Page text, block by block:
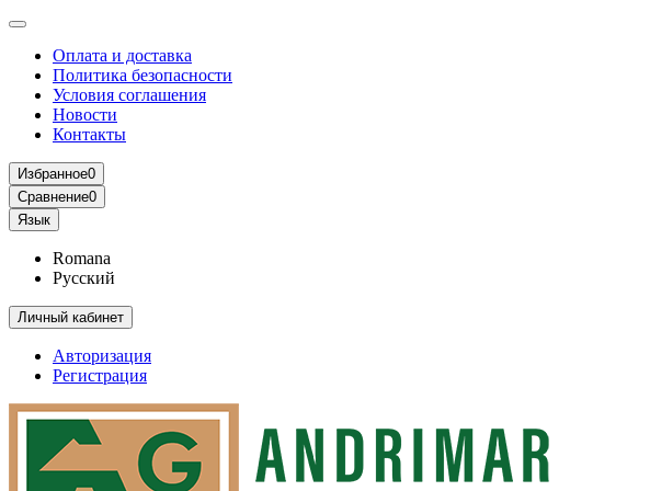
Оплата и доставка
Политика безопасности
Условия соглашения
Новости
Контакты
Избранное0
Сравнение0
Язык
Romana
Русский
Личный кабинет
Авторизация
Регистрация